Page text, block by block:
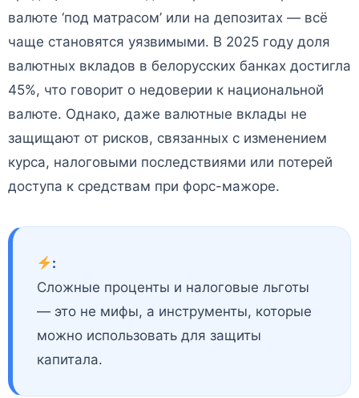
валюте ‘под матрасом’ или на депозитах — всё
чаще становятся уязвимыми. В 2025 году доля
валютных вкладов в белорусских банках достигла
45%, что говорит о недоверии к национальной
валюте. Однако, даже валютные вклады не
защищают от рисков, связанных с изменением
курса, налоговыми последствиями или потерей
доступа к средствам при форс-мажоре.
:
Сложные проценты и налоговые льготы
— это не мифы, а инструменты, которые
можно использовать для защиты
капитала.